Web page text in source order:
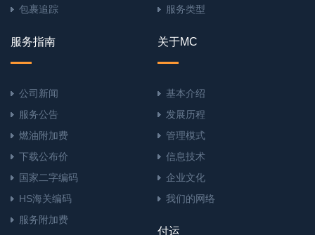
包裹追踪
服务类型
服务指南
公司新闻
服务公告
燃油附加费
下载公布价
国家二字编码
HS海关编码
服务附加费
关于MC
基本介绍
发展历程
管理模式
信息技术
企业文化
我们的网络
付运